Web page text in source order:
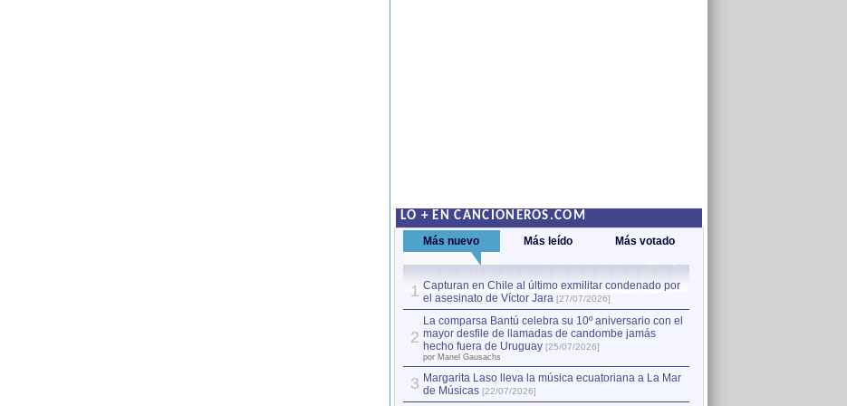
LO + EN CANCIONEROS.COM
Más nuevo Más leído Más votado
1 Capturan en Chile al último exmilitar condenado por
el asesinato de Víctor Jara [27/07/2026]
2
La comparsa Bantú celebra su 10º aniversario con el
mayor desfile de llamadas de candombe jamás
hecho fuera de Uruguay [25/07/2026]
por Manel Gausachs
3 Margarita Laso lleva la música ecuatoriana a La Mar
de Músicas [22/07/2026]